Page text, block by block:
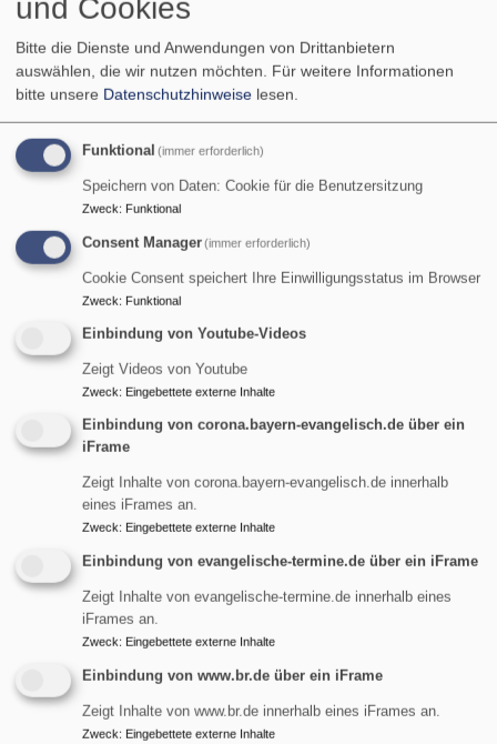
-
ein
Buchtipp
von
Martin
Dubberke
Wir feiern Jubiläum:
Bildrechte KI/rjt
Terminvorschau:
und Cookies
Bitte die Dienste und Anwendungen von Drittanbietern
auswählen, die wir nutzen möchten. Für weitere Informationen
bitte unsere Datenschutzhinweise lesen.
Funktional (immer erforderlich)
Speichern von Daten: Cookie für die Benutzersitzung
Zweck: Funktional
Consent Manager(immer erforderlich)
Cookie Consent speichert Ihre Einwilligungsstatus im Browser
Zweck: Funktional
Einbindung von Youtube-Videos
Zeigt Videos von Youtube
Zweck: Eingebettete externe Inhalte
Einbindung von corona.bayern-evangelisch.de über ein
iFrame
Zeigt Inhalte von corona.bayern-evangelisch.de innerhalb
eines iFrames an.
Zweck: Eingebettete externe Inhalte
Einbindung von evangelische-termine.de über ein iFrame
Zeigt Inhalte von evangelische-termine.de innerhalb eines
iFrames an.
Zweck: Eingebettete externe Inhalte
Einbindung von www.br.de über ein iFrame
Zeigt Inhalte von www.br.de innerhalb eines iFrames an.
Zweck: Eingebettete externe Inhalte